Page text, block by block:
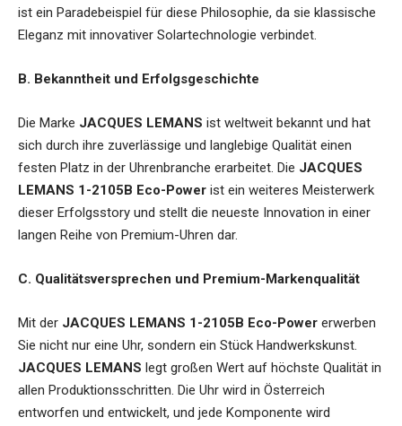
ist ein Paradebeispiel für diese Philosophie, da sie klassische
Eleganz mit innovativer Solartechnologie verbindet.
B. Bekanntheit und Erfolgsgeschichte
Die Marke JACQUES LEMANS ist weltweit bekannt und hat
sich durch ihre zuverlässige und langlebige Qualität einen
festen Platz in der Uhrenbranche erarbeitet. Die JACQUES
LEMANS 1-2105B Eco-Power ist ein weiteres Meisterwerk
dieser Erfolgsstory und stellt die neueste Innovation in einer
langen Reihe von Premium-Uhren dar.
C. Qualitätsversprechen und Premium-Markenqualität
Mit der JACQUES LEMANS 1-2105B Eco-Power erwerben
Sie nicht nur eine Uhr, sondern ein Stück Handwerkskunst.
JACQUES LEMANS legt großen Wert auf höchste Qualität in
allen Produktionsschritten. Die Uhr wird in Österreich
entworfen und entwickelt, und jede Komponente wird